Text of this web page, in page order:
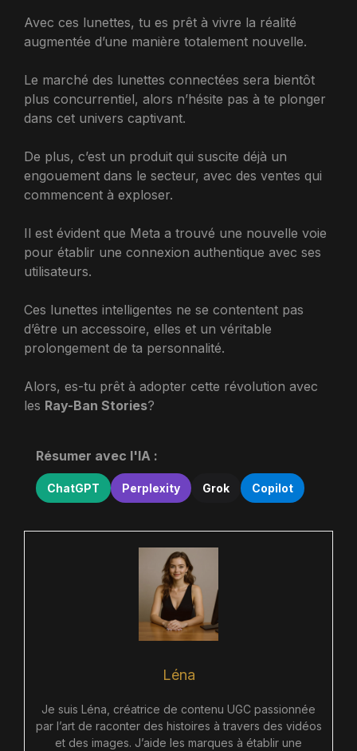
Avec ces lunettes, tu es prêt à vivre la réalité
augmentée d’une manière totalement nouvelle.
Le marché des lunettes connectées sera bientôt
plus concurrentiel, alors n’hésite pas à te plonger
dans cet univers captivant.
De plus, c’est un produit qui suscite déjà un
engouement dans le secteur, avec des ventes qui
commencent à exploser.
Il est évident que Meta a trouvé une nouvelle voie
pour établir une connexion authentique avec ses
utilisateurs.
Ces lunettes intelligentes ne se contentent pas
d’être un accessoire, elles et un véritable
prolongement de ta personnalité.
Alors, es-tu prêt à adopter cette révolution avec
les Ray-Ban Stories?
Résumer avec l'IA :
ChatGPT Perplexity Grok Copilot
Léna
Je suis Léna, créatrice de contenu UGC passionnée
par l’art de raconter des histoires à travers des vidéos
et des images. J’aide les marques à établir une